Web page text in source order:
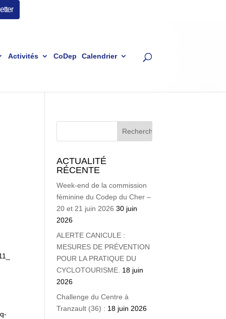
Activités CoDep Calendrier
ACTUALITÉ
RÉCENTE
Week-end de la commission
féminine du Codep du Cher –
20 et 21 juin 2026 30 juin
2026
ALERTE CANICULE :
MESURES DE PRÉVENTION
POUR LA PRATIQUE DU
CYCLOTOURISME. 18 juin
2026
Challenge du Centre à
Tranzault (36) : 18 juin 2026